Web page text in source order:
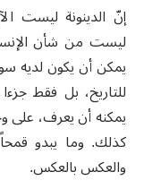
إنّ الدينونة ليست
ليست من شأن
يمكن أن يكون لديه
للتاريخ، بل فقط
يمكنه أن يعرف، على
كذلك. وما يبدو
والعكس بالعكس.